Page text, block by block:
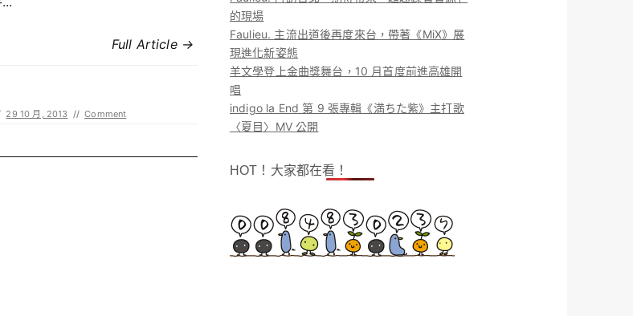
Full Article →
29 10 月, 2013 // Comment
的現場
Faulieu. 主流出道後再度來台，帶著《MiX》展
現進化新姿態
羊文學登上金曲獎舞台，10 月首度前進高雄開
唱
indigo la End 第 9 張專輯《満ちた紫》主打歌
〈夏目〉MV 公開
HOT！大家都在看！